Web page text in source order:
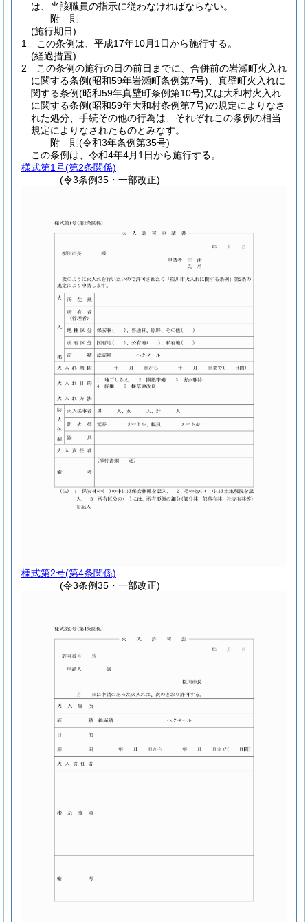
は、当該職員の指示に従わなければならない。
附 則
(施行期日)
1
この条例は、平成17年10月1日から施行する。
(経過措置)
2
この条例の施行の日の前日までに、合併前の岩瀬町火入れ
に関する条例(昭和59年岩瀬町条例第7号) 、真壁町火入れに
関する条例(昭和59年真壁町条例第10号)又は大和村火入れ
に関する条例(昭和59年大和村条例第7号)の規定によりなさ
れた処分、手続その他の行為は、それぞれこの条例の相当
規定によりなされたものとみなす。
附 則(令和3年条例第35号)
この条例は、令和4年4月1日から施行する。
様式第1号(第2条関係)
(令3条例35・一部改正)
様式第2号(第4条関係)
(令3条例35・一部改正)